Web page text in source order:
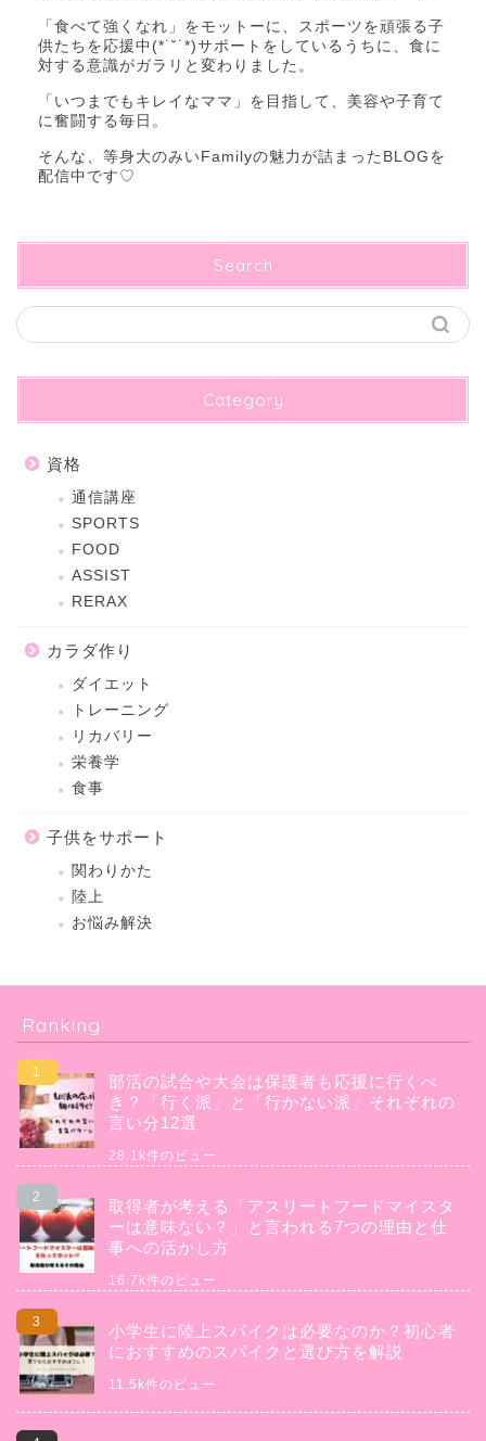
「食べて強くなれ」をモットーに、スポーツを頑張る子
供たちを応援中(*˙˘˙*)サポートをしているうちに、食に
対する意識がガラリと変わりました。
「いつまでもキレイなママ」を目指して、美容や子育て
に奮闘する毎日。
そんな、等身大のみいFamilyの魅力が詰まったBLOGを
配信中です♡
Search
Category
資格
通信講座
SPORTS
FOOD
ASSIST
RERAX
カラダ作り
ダイエット
トレーニング
リカバリー
栄養学
食事
子供をサポート
関わりかた
陸上
お悩み解決
Ranking
部活の試合や大会は保護者も応援に行くべ
き？「行く派」と「行かない派」それぞれの
言い分12選
28.1k件のビュー
取得者が考える「アスリートフードマイスタ
ーは意味ない？」と言われる7つの理由と仕
事への活かし方
16.7k件のビュー
小学生に陸上スパイクは必要なのか？初心者
におすすめのスパイクと選び方を解説
11.5k件のビュー